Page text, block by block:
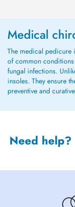
mains. Je
Medical
The medical pedicure
of common
fungal infections.
insoles. They ensure
preventive and
Need help?